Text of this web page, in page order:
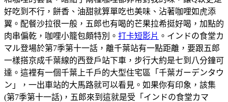
好吃到不行，餅香、油甜就算單吃也美味、沾著咖哩如虎添
翼。配餐沙拉很一般，五郎也有喝的芒果拉希挺好喝，加點的
肉串偏乾，咖哩小籠包頗特別。 打卡短影片 。インドの食堂カ
マル登場於第7季第十一話，離千葉站有一點距離，要跟五郎
一樣搭京成千葉線的西登戶站下車，步行大約是七到八分鐘可
達。這裡有一個千葉上千戶的大型住宅區「千葉ガーデンタウ
ン」，一出車站的大馬路就可以看見。如果你有印象，該集
(第7季第十一話)，五郎來到這就是受「インドの食堂カマ